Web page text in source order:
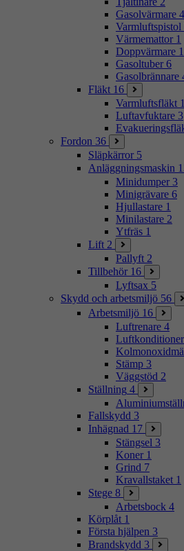
Gasolvärmare 4
Varmluftspistol
Värmemattor 1
Doppvärmare 1
Gasoltuber 6
Gasolbrännare
Fläkt 16
Varmluftsfläkt
Luftavfuktare 3
Fordon 36
Släpkärror 5
Anläggningsmaskin
Minidumper 3
Minigrävare 6
Hjullastare 1
Minilastare 2
Ytfräs 1
Lift 2
Pallyft 2
Tillbehör 16
Lyftsax 5
Skydd och arbetsmiljö 56
Arbetsmiljö 16
Luftrenare 4
Stämp 3
Väggstöd 2
Ställning 4
Fallskydd 3
Inhägnad 17
Stängsel 3
Koner 1
Grind 7
Kravallstaket 1
Stege 8
Arbetsbock 4
Körplåt 1
Första hjälpen 3
Brandskydd 3